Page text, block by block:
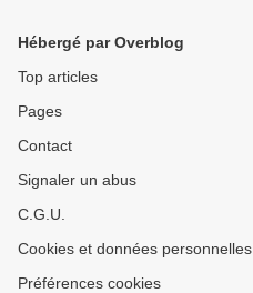
Hébergé par Overblog
Top articles
Pages
Contact
Signaler un abus
C.G.U.
Cookies et données personnelles
Préférences cookies